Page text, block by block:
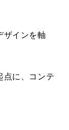
ザインを軸
点に、コンテ